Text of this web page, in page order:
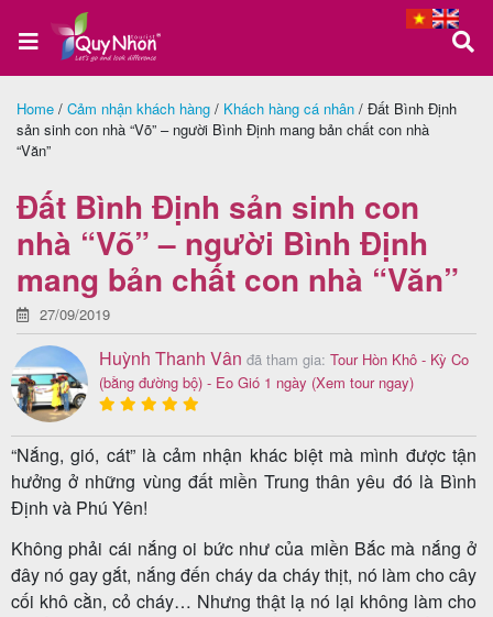
Trang
Tour
Quy
Nhơn
Tour
Phú
Yên
Tour
Home / Cảm nhận khách hàng / Khách hàng cá nhân / Đất Bình Định
sản sinh con nhà “Võ” – người Bình Định mang bản chất con nhà
“Văn”
Đất Bình Định sản sinh con
nhà “Võ” – người Bình Định
mang bản chất con nhà “Văn”
27/09/2019
Huỳnh Thanh Vân đã tham gia: Tour Hòn Khô - Kỳ Co
(bằng đường bộ) - Eo Gió 1 ngày (Xem tour ngay)
“Nắng, gió, cát” là cảm nhận khác biệt mà mình được tận
hưởng ở những vùng đất miền Trung thân yêu đó là Bình
Định và Phú Yên!
Không phải cái nắng oi bức như của miền Bắc mà nắng ở
đây nó gay gắt, nắng đến cháy da cháy thịt, nó làm cho cây
cối khô cằn, cỏ cháy… Nhưng thật lạ nó lại không làm cho